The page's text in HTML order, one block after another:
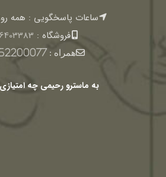
ساعات پاسخگویی : همه روزه 15
فروشگاه :
همراه :
به ماسترو رحیمی چه